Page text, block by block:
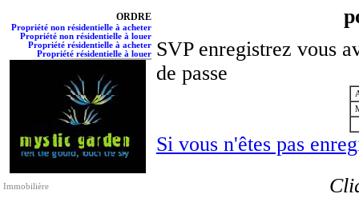
ORDRE
Propriété non résidentielle à acheter
Propriété non résidentielle à louer
Propriété résidentielle à acheter
Propriété résidentielle à louer
Immobilière
SVP enregistrez vous
de passe
Si vous n'êtes pas